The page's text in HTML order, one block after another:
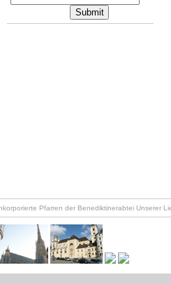
Pfarren der Benediktinerabtei Unserer